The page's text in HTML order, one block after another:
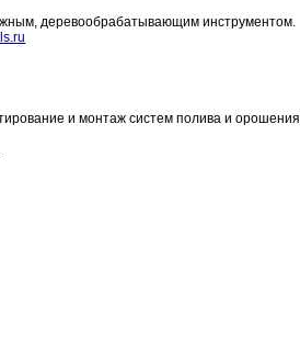
деревообрабатывающим инструментом.
и монтаж систем полива и